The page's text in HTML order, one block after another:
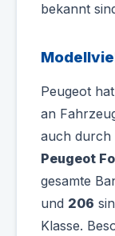
bekannt
Peugeot
an
auch durch
Peugeot
gesamte
und 206
Klasse.